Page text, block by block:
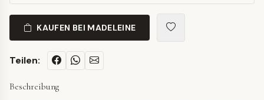
KAUFEN BEI MADELEINE
Teilen:
Beschreibung